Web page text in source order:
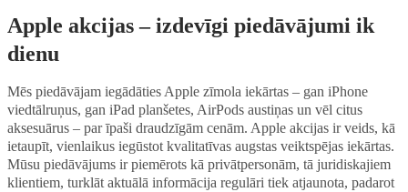
Apple akcijas – izdevīgi piedāvājumi ik
dienu
Mēs piedāvājam iegādāties Apple zīmola iekārtas – gan iPhone
viedtālruņus, gan iPad planšetes, AirPods austiņas un vēl citus
aksesuārus – par īpaši draudzīgām cenām. Apple akcijas ir veids, kā
ietaupīt, vienlaikus iegūstot kvalitatīvas augstas veiktspējas iekārtas.
Mūsu piedāvājums ir piemērots kā privātpersonām, tā juridiskajiem
klientiem, turklāt aktuālā informācija regulāri tiek atjaunota, padarot